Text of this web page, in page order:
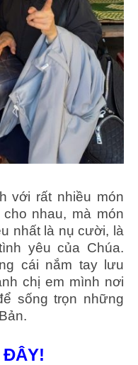
với rất nhiều món
nhau, mà món
nhất là nụ cười, là
yêu của Chúa.
cái nắm tay lưu
chị em mình nơi
sống trọn những
ĐÂY!